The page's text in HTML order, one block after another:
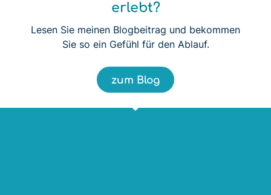
erlebt?
Lesen Sie meinen Blogbeitrag und bekommen
Sie so ein Gefühl für den Ablauf.
zum Blog